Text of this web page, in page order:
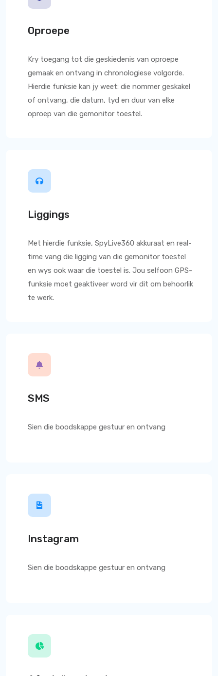
Oproepe
Kry toegang tot die geskiedenis van oproepe
gemaak en ontvang in chronologiese volgorde.
Hierdie funksie kan jy weet: die nommer geskakel
of ontvang, die datum, tyd en duur van elke
oproep van die gemonitor toestel.
Liggings
Met hierdie funksie, SpyLive360 akkuraat en real-
time vang die ligging van die gemonitor toestel
en wys ook waar die toestel is. Jou selfoon GPS-
funksie moet geaktiveer word vir dit om behoorlik
te werk.
SMS
Sien die boodskappe gestuur en ontvang
Instagram
Sien die boodskappe gestuur en ontvang